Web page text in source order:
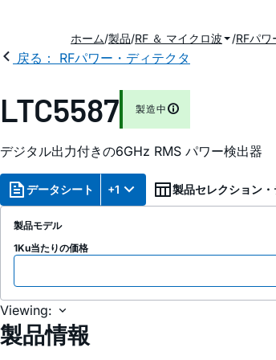
ホーム 製品 RF ＆ マイクロ波 RFパワ
戻る： RFパワー・ディテクタ
LTC5587 製造中
デジタル出力付きの6GHz RMS パワー検出器
データシート +1 製品セレクション
製品モデル
1Ku当たりの価格
Viewing:
製品情報